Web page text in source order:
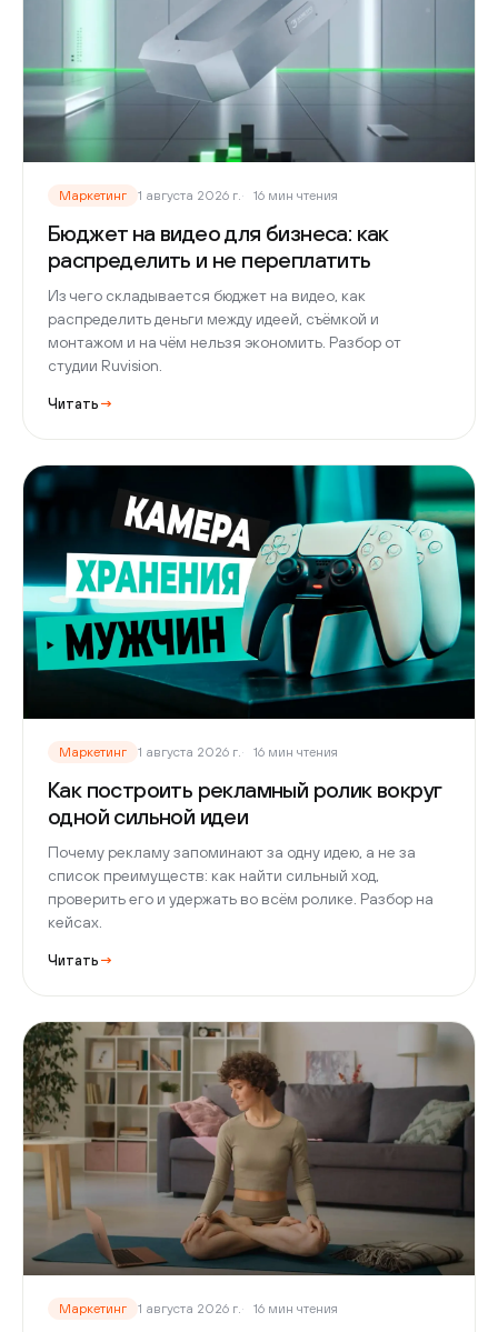
Маркетинг 1 августа 2026 г. 16 мин чтения
Бюджет на видео для бизнеса: как
распределить и не переплатить
Из чего складывается бюджет на видео, как
распределить деньги между идеей, съёмкой и
монтажом и на чём нельзя экономить. Разбор от
студии Ruvision.
Читать →
Маркетинг 1 августа 2026 г. 16 мин чтения
Как построить рекламный ролик вокруг
одной сильной идеи
Почему рекламу запоминают за одну идею, а не за
список преимуществ: как найти сильный ход,
проверить его и удержать во всём ролике. Разбор на
кейсах.
Читать →
Маркетинг 1 августа 2026 г. 16 мин чтения